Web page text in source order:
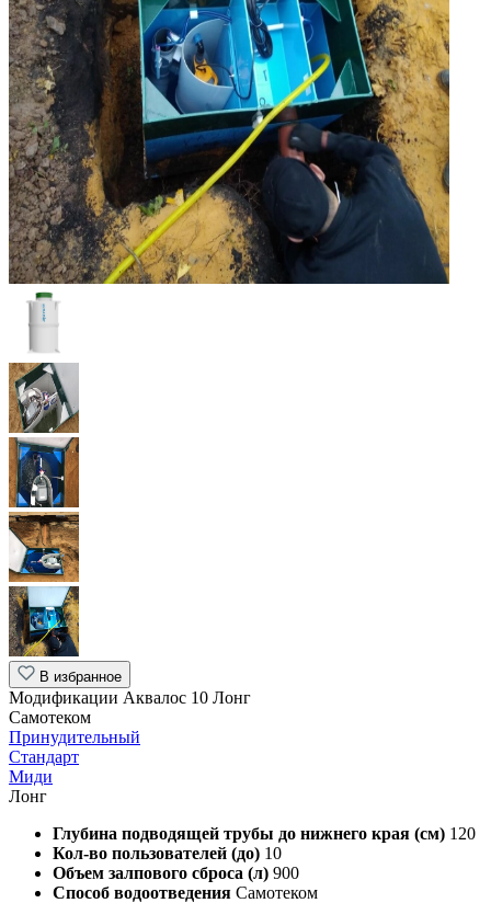
В избранное
Модификации Аквалос 10 Лонг
Самотеком
Принудительный
Стандарт
Миди
Лонг
Глубина подводящей трубы до нижнего края (см) 120
Кол-во пользователей (до) 10
Объем залпового сброса (л) 900
Способ водоотведения Самотеком